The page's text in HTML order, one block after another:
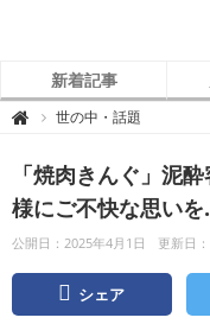
新着記事
 グ
ニ
ュ
ー
ス
世の中・話題
「焼肉きんぐ」泥
様にご不快な思いを
公開日：2025年4月1日 更新日
シェア